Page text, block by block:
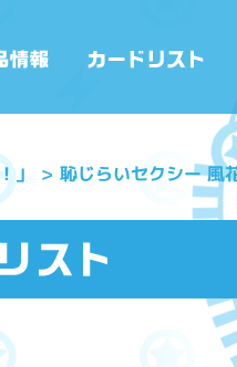
」 恥じらいセクシー 風